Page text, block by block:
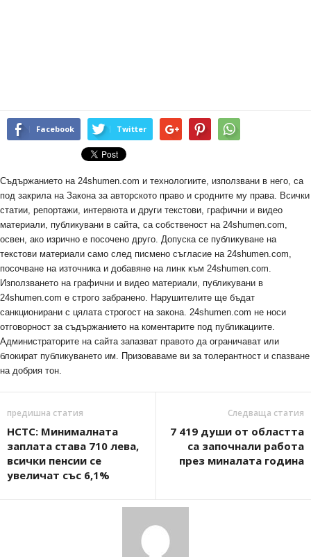
Facebook Twitter
Съдържанието на 24shumen.com и технологиите, използвани в него, са
под закрила на Закона за авторското право и сродните му права. Всички
статии, репортажи, интервюта и други текстови, графични и видео
материали, публикувани в сайта, са собственост на 24shumen.com,
освен, ако изрично е посочено друго. Допуска се публикуване на
текстови материали само след писмено съгласие на 24shumen.com,
посочване на източника и добавяне на линк към 24shumen.com.
Използването на графични и видео материали, публикувани в
24shumen.com е строго забранено. Нарушителите ще бъдат
санкционирани с цялата строгост на закона. 24shumen.com не носи
отговорност за съдържанието на коментарите под публикациите.
Администраторите на сайта запазват правото да ограничават или
блокират публикуването им. Призоваваме ви за толерантност и спазване
на добрия тон.
предишна статия
НСТС: Минималната
заплата става 710 лева,
всички пенсии се
увеличат със 6,1%
Следваща статия
7 419 души от областта
са започнали работа
през миналата година